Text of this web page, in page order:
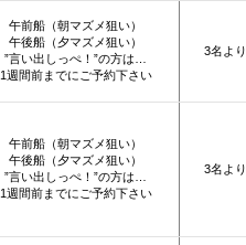
午前船（朝マズメ狙い）
午後船（夕マズメ狙い）
”言い出しっぺ！”の方は…
1週間前までにご予約下さい
3名より
午前船（朝マズメ狙い）
午後船（夕マズメ狙い）
”言い出しっぺ！”の方は…
1週間前までにご予約下さい
3名より